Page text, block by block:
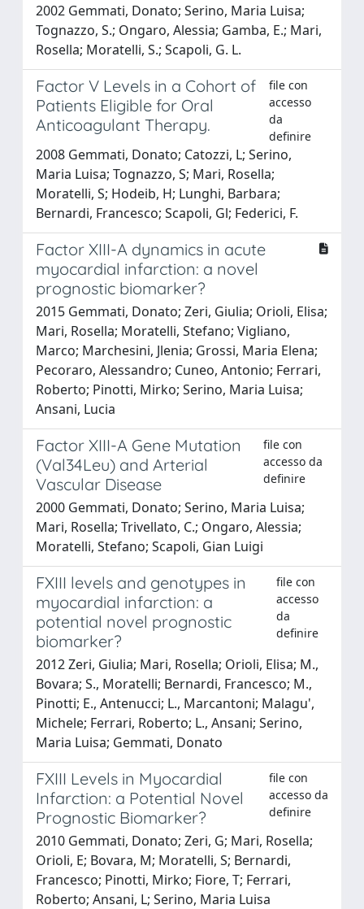
2002 Gemmati, Donato; Serino, Maria Luisa;
Tognazzo, S.; Ongaro, Alessia; Gamba, E.; Mari,
Rosella; Moratelli, S.; Scapoli, G. L.
Factor V Levels in a Cohort of
Patients Eligible for Oral
Anticoagulant Therapy.
file con
accesso
da
definire
2008 Gemmati, Donato; Catozzi, L; Serino,
Maria Luisa; Tognazzo, S; Mari, Rosella;
Moratelli, S; Hodeib, H; Lunghi, Barbara;
Bernardi, Francesco; Scapoli, Gl; Federici, F.
Factor XIII-A dynamics in acute
myocardial infarction: a novel
prognostic biomarker?
2015 Gemmati, Donato; Zeri, Giulia; Orioli, Elisa;
Mari, Rosella; Moratelli, Stefano; Vigliano,
Marco; Marchesini, Jlenia; Grossi, Maria Elena;
Pecoraro, Alessandro; Cuneo, Antonio; Ferrari,
Roberto; Pinotti, Mirko; Serino, Maria Luisa;
Ansani, Lucia
Factor XIII-A Gene Mutation
(Val34Leu) and Arterial
Vascular Disease
file con
accesso da
definire
2000 Gemmati, Donato; Serino, Maria Luisa;
Mari, Rosella; Trivellato, C.; Ongaro, Alessia;
Moratelli, Stefano; Scapoli, Gian Luigi
FXIII levels and genotypes in
myocardial infarction: a
potential novel prognostic
biomarker?
file con
accesso
da
definire
2012 Zeri, Giulia; Mari, Rosella; Orioli, Elisa; M.,
Bovara; S., Moratelli; Bernardi, Francesco; M.,
Pinotti; E., Antenucci; L., Marcantoni; Malagu',
Michele; Ferrari, Roberto; L., Ansani; Serino,
Maria Luisa; Gemmati, Donato
FXIII Levels in Myocardial
Infarction: a Potential Novel
Prognostic Biomarker?
file con
accesso da
definire
2010 Gemmati, Donato; Zeri, G; Mari, Rosella;
Orioli, E; Bovara, M; Moratelli, S; Bernardi,
Francesco; Pinotti, Mirko; Fiore, T; Ferrari,
Roberto; Ansani, L; Serino, Maria Luisa